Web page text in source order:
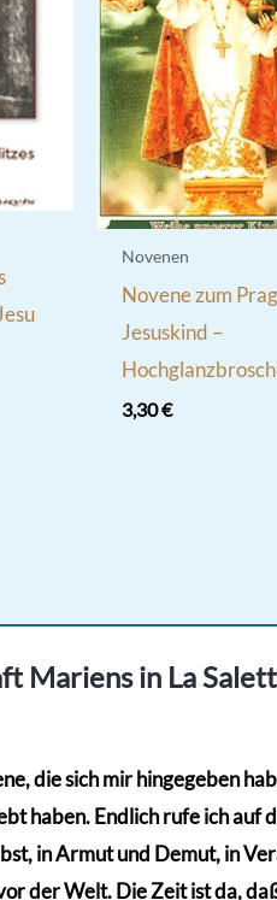
Novenen
Novene zum
Jesuskind –
3,30€
Mariens in La
die sich mir hingegeben
haben. Endlich rufe ich
in Armut und Demut, in
der Welt. Die Zeit ist da,